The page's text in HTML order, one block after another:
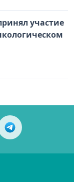
участие